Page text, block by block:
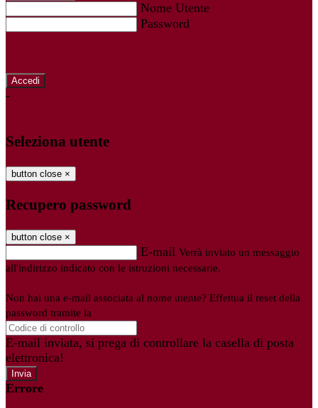
Nome Utente
Password
-
Seleziona utente
button close ×
Recupero password
button close ×
E-mail Verrà inviato un messaggio
all'indirizzo indicato con le istruzioni necessarie.
Non hai una e-mail associata al nome utente? Effettua il reset della
password tramite la
E-mail inviata, si prega di controllare la casella di posta
elettronica!
Errore